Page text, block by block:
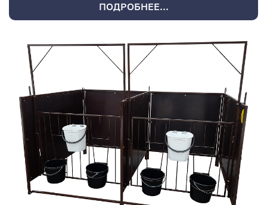
ПОДРОБНЕЕ...